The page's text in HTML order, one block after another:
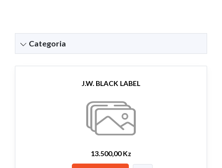
Categoria
J.W. BLACK LABEL
13.500,00 Kz